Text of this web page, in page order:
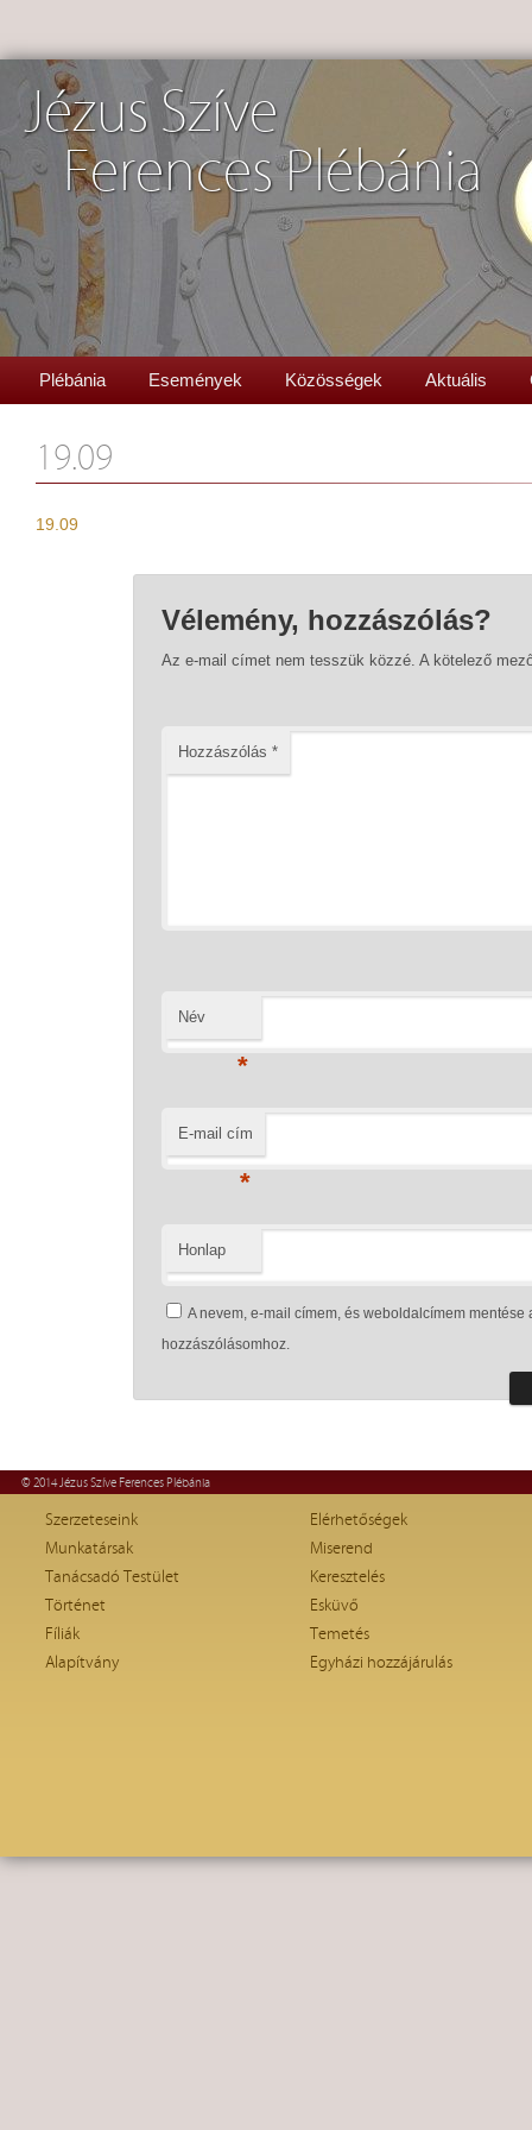
Jézus Szíve
Ferences Plébánia
Plébánia Események Közösségek Aktuális
19.09
19.09
Vélemény, hozzászólás?
Az e-mail címet nem tesszük közzé. A kötelező
Hozzászólás *
Név
*
E-mail cím
*
Honlap
A nevem, e-mail címem, és weboldalcímem
hozzászólásomhoz.
© 2014 Jézus Szíve Ferences Plébánia
Szerzeteseink
Munkatársak
Tanácsadó Testület
Történet
Fíliák
Alapítvány
Elérhetőségek
Miserend
Keresztelés
Esküvő
Temetés
Egyházi hozzájárulás